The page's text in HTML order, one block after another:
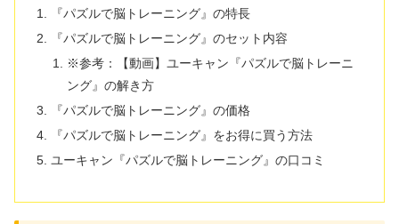
『パズルで脳トレーニング』の特長
『パズルで脳トレーニング』のセット内容
※参考：【動画】ユーキャン『パズルで脳トレーニ
ング』の解き方
『パズルで脳トレーニング』の価格
『パズルで脳トレーニング』をお得に買う方法
ユーキャン『パズルで脳トレーニング』の口コミ